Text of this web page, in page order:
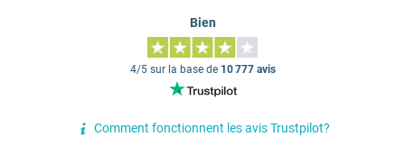
Bien
4/5 sur la base de 10 777 avis
Comment fonctionnent les avis Trustpilot?